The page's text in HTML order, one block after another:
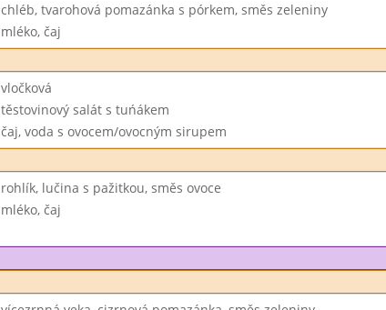
chléb, tvarohová pomazánka s pórkem, směs zeleniny
mléko, čaj
vločková
těstovinový salát s tuńákem
čaj, voda s ovocem/ovocným sirupem
rohlík, lučina s pažitkou, směs ovoce
mléko, čaj